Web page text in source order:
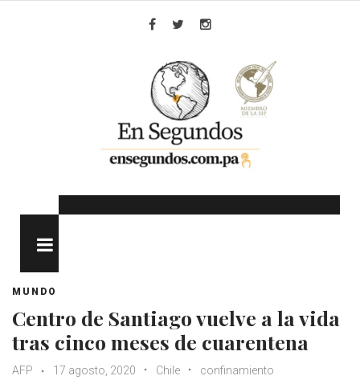
MUNDO
Centro de Santiago vuelve a la vida
tras cinco meses de cuarentena
AFP 17 agosto, 2020 Chile
confinamiento